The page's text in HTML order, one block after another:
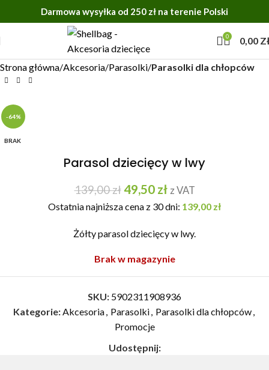
Darmowa wysyłka od 250 zł na terenie Polski
0 0,00
Strona główna Akcesoria Parasolki Parasolki dla chłopców
-64%
BRAK
Parasol dziecięcy w lwy
139,00zł 49,50 zł z VAT
Ostatnia najniższa cena z 30 dni: 139,00 zł
Żółty parasol dziecięcy w lwy.
Brak w magazynie
SKU: 5902311908936
Kategorie:Akcesoria, Parasolki, Parasolki dla chłopców,
Promocje
Udostępnij: